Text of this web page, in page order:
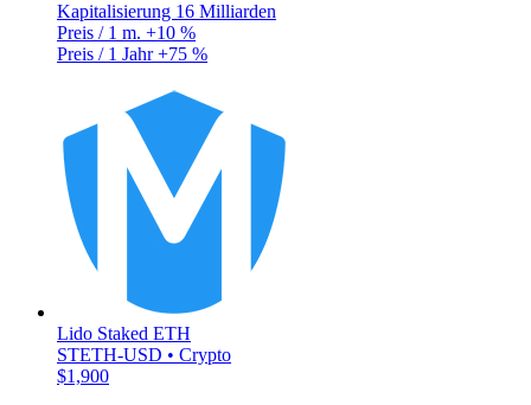
Kapitalisierung 16 Milliarden
Preis / 1 m. +10 %
Preis / 1 Jahr+75 %
Lido Staked ETH
STETH-USD • Crypto
$1,900